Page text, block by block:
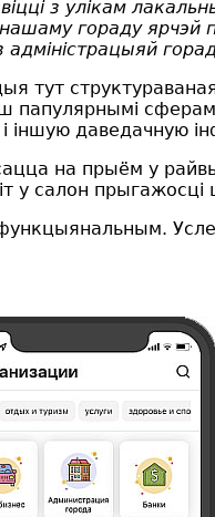
з улікам
гораду ярчэй
адміністрацыяй
тут
папулярнымі
даведачную
на прыём у
у салон прыгажосці